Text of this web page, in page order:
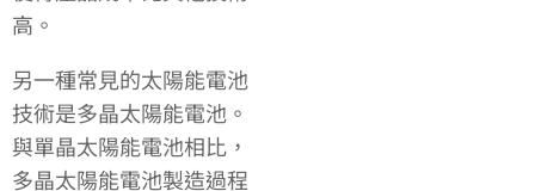
高。
另一種常見的太陽能電池
技術是多晶太陽能電池。
與單晶太陽能電池相比，
多晶太陽能電池製造過程